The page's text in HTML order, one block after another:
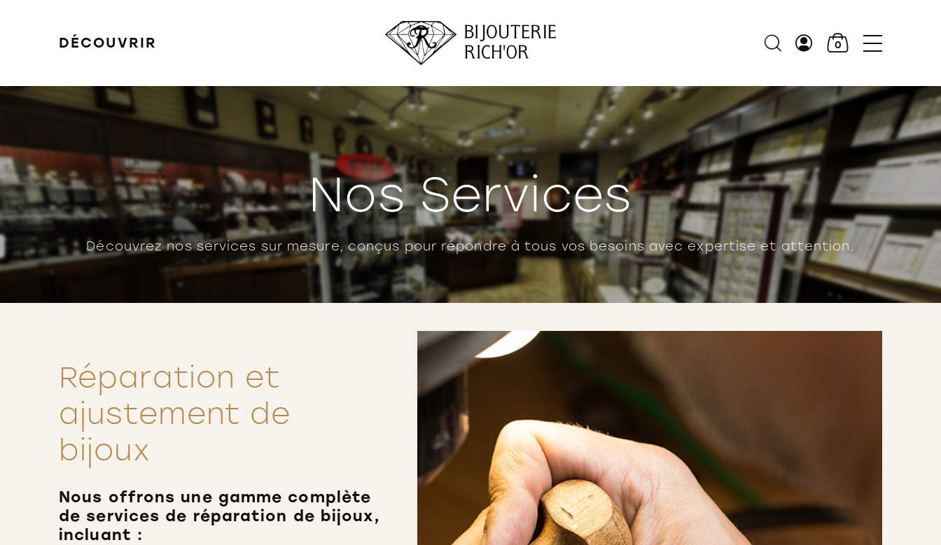
DÉCOUVRIR 0
Nos Services
Découvrez nos services sur mesure, conçus pour répondre à tous vos besoins avec expertise et attention.
Réparation et
ajustement de
bijoux
Nous offrons une gamme complète
de services de réparation de bijoux,
incluant :